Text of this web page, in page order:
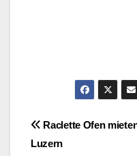
Raclette Ofen
Luzern